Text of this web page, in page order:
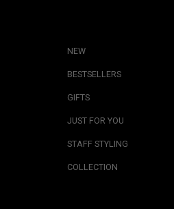
NEW
BESTSELLERS
GIFTS
JUST FOR YOU
STAFF STYLING
COLLECTION